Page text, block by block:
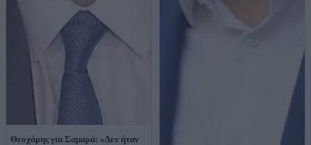
Θεοχάρης για Σαμαρά: «Δεν ήταν